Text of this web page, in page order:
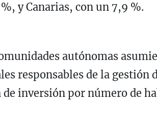
y Canarias, con un 7,9 %.
autónomas
responsables de la gestión
inversión por número de